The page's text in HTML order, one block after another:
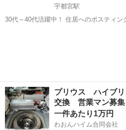
宇都宮駅
30代～40代活躍中！ 住居へのポスティング及び契約業務住宅を訪問し
プリウス ハイブ
交換 営業マン募集
一件あたり1万円
わおんハイム合同会社